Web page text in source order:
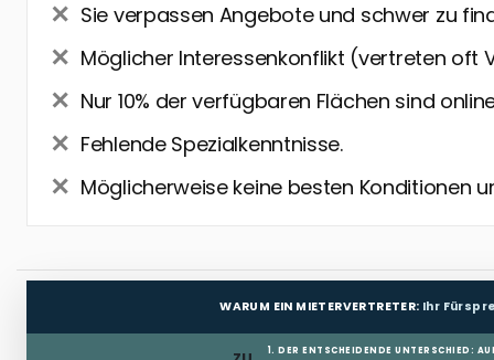
Sie verpassen Angebote und schwer zu
Möglicher Interessenkonflikt (vertreten oft
Nur 10% der verfügbaren Flächen sind
Fehlende Spezialkenntnisse.
Möglicherweise keine besten Konditionen
WARUM EIN MIETERVERTRETER: Ihr
1. DER ENTSCHEIDENDE UNTERSCHIED: